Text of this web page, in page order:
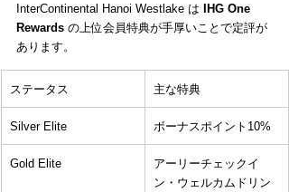
InterContinental Hanoi Westlake は
IHG One
Rewards の上位会員特典が手厚いことで定評が
あります。
ステータス 主な特典
Silver Elite ボーナスポイント10%
Gold Elite
アーリーチェックイ
ン・ウェルカムドリン